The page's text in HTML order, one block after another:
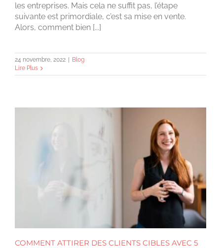
les entreprises. Mais cela ne suffit pas, l’étape
suivante est primordiale, c’est sa mise en vente.
Alors, comment bien [...]
24 novembre, 2022
Blog
Lire Plus
COMMENT ATTIRER DES CLIENTS CIBLES AVEC 5